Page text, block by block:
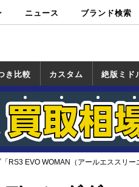
ニュース ブランド検索
き比較 カスタム
カスタム
一覧
ホンダ
ヤマハ
スズキ
カワサキ
絶版ミド
絶版ミ
一覧
ホンダ
ヤマハ
スズキ
カワサキ
道の駅調査隊
ツーリング情報局
日本の道50選
国道めぐり
林道ツーリング
RS3 EVO WOMAN（アールエススリー